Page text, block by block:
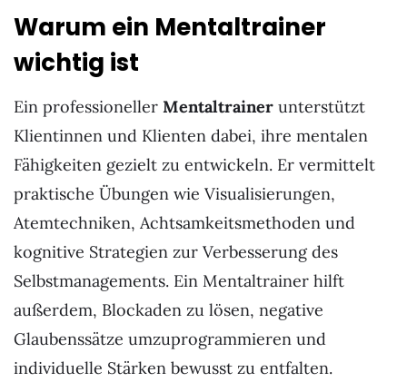
Warum ein Mentaltrainer
wichtig ist
Ein professioneller Mentaltrainer unterstützt
Klientinnen und Klienten dabei, ihre mentalen
Fähigkeiten gezielt zu entwickeln. Er vermittelt
praktische Übungen wie Visualisierungen,
Atemtechniken, Achtsamkeitsmethoden und
kognitive Strategien zur Verbesserung des
Selbstmanagements. Ein Mentaltrainer hilft
außerdem, Blockaden zu lösen, negative
Glaubenssätze umzuprogrammieren und
individuelle Stärken bewusst zu entfalten.